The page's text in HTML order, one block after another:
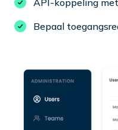
Bepaal